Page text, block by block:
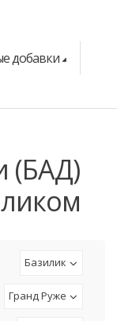
добавки
Базилик
Гранд Руже